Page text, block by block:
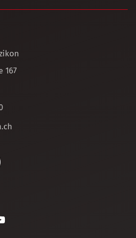
167
ch